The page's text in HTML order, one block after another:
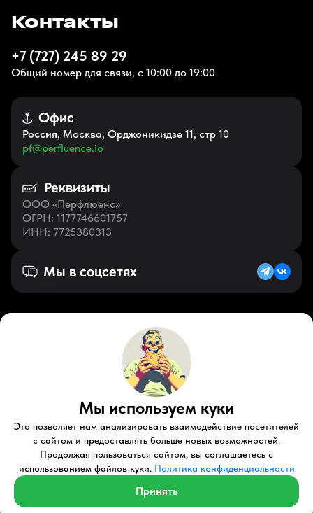
Контакты
+7 (727) 245 89 29
Общий номер для связи, с 10:00 до 19:00
Офис
Россия, Москва, Орджоникидзе 11, стр 10
pf@perfluence.io
Реквизиты
ООО «Перфлюенс»
ОГРН: 1177746601757
ИНН: 7725380313
Мы в соцсетях
Русский (KZ)
ZenYoutubeTelegramTiktokКонтакты
Правовые документыУсловия использования
Пользовательское соглашение
© 2026 Perfluence LLC Все права защищены.
Политика конфиденциальности
Мы используем куки
Это позволяет нам анализировать взаимодействие посетителей
с сайтом и предоставлять больше новых возможностей.
Продолжая пользоваться сайтом, вы соглашаетесь с
использованием файлов куки. Политика конфиденциальности
Принять